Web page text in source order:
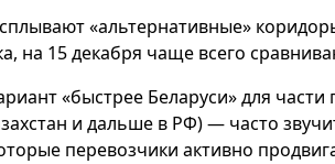
«альтернативные»
на 15 декабря чаще всего
«быстрее Беларуси» для части
и дальше в РФ) — часто
перевозчики активно